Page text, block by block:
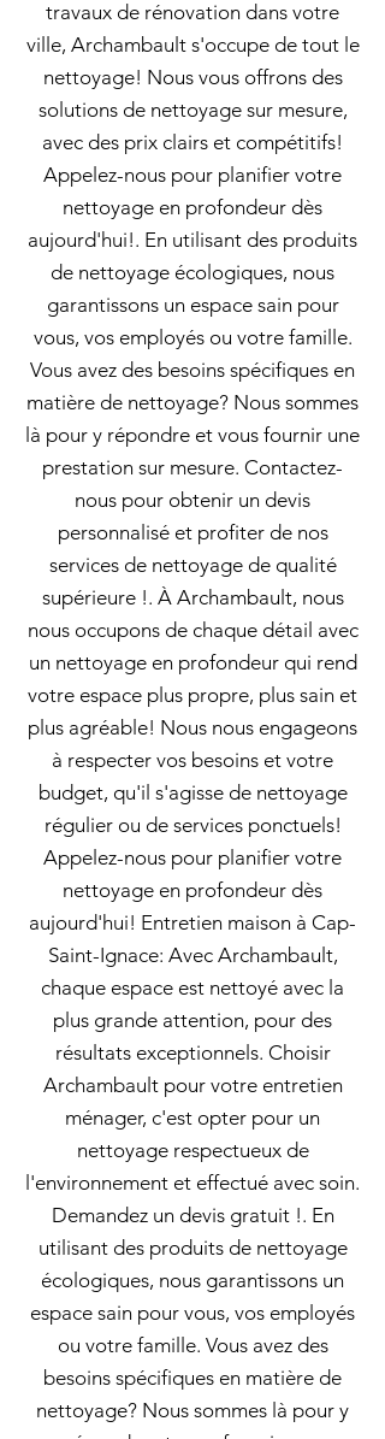
travaux de rénovation dans votre
ville, Archambault s'occupe de tout le
nettoyage! Nous vous offrons des
solutions de nettoyage sur mesure,
avec des prix clairs et compétitifs!
Appelez-nous pour planifier votre
nettoyage en profondeur dès
aujourd'hui!. En utilisant des produits
de nettoyage écologiques, nous
garantissons un espace sain pour
vous, vos employés ou votre famille.
Vous avez des besoins spécifiques en
matière de nettoyage? Nous sommes
là pour y répondre et vous fournir une
prestation sur mesure. Contactez-
nous pour obtenir un devis
personnalisé et profiter de nos
services de nettoyage de qualité
supérieure !. À Archambault, nous
nous occupons de chaque détail avec
un nettoyage en profondeur qui rend
votre espace plus propre, plus sain et
plus agréable! Nous nous engageons
à respecter vos besoins et votre
budget, qu'il s'agisse de nettoyage
régulier ou de services ponctuels!
Appelez-nous pour planifier votre
nettoyage en profondeur dès
aujourd'hui! Entretien maison à Cap-
Saint-Ignace: Avec Archambault,
chaque espace est nettoyé avec la
plus grande attention, pour des
résultats exceptionnels. Choisir
Archambault pour votre entretien
ménager, c'est opter pour un
nettoyage respectueux de
l'environnement et effectué avec soin.
Demandez un devis gratuit !. En
utilisant des produits de nettoyage
écologiques, nous garantissons un
espace sain pour vous, vos employés
ou votre famille. Vous avez des
besoins spécifiques en matière de
nettoyage? Nous sommes là pour y